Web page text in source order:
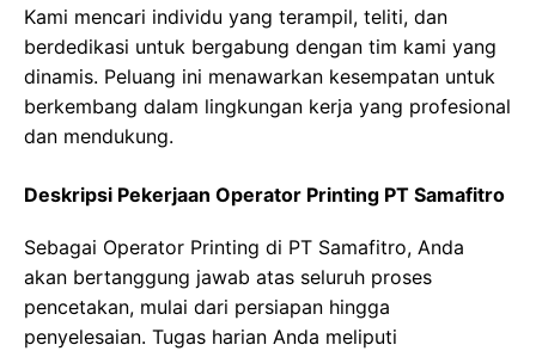
Kami mencari individu yang terampil, teliti, dan
berdedikasi untuk bergabung dengan tim kami yang
dinamis. Peluang ini menawarkan kesempatan untuk
berkembang dalam lingkungan kerja yang profesional
dan mendukung.
Deskripsi Pekerjaan Operator Printing PT Samafitro
Sebagai Operator Printing di PT Samafitro, Anda
akan bertanggung jawab atas seluruh proses
pencetakan, mulai dari persiapan hingga
penyelesaian. Tugas harian Anda meliputi